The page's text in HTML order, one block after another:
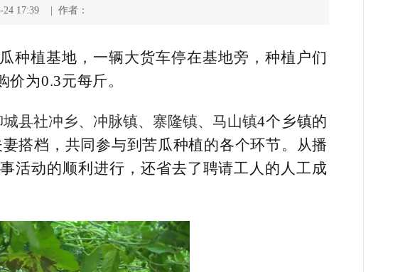
24 17:39 | 作者：
种植基地，一辆大货车停在基地旁，种植户们
为0.3元每斤。
县社冲乡、冲脉镇、寨隆镇、马山镇4个乡镇的
搭档，共同参与到苦瓜种植的各个环节。从播
活动的顺利进行，还省去了聘请工人的人工成